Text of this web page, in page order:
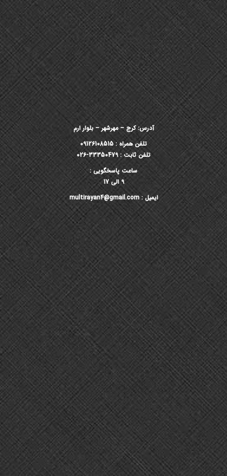
آدرس: کرج – مهرشهر – بلوار ارم
تلفن همراه : 09126108515
تلفن ثابت : 33350479-026
ساعت پاسخگویی :
9 الی 17
ایمیل : multirayan4@gmail.com